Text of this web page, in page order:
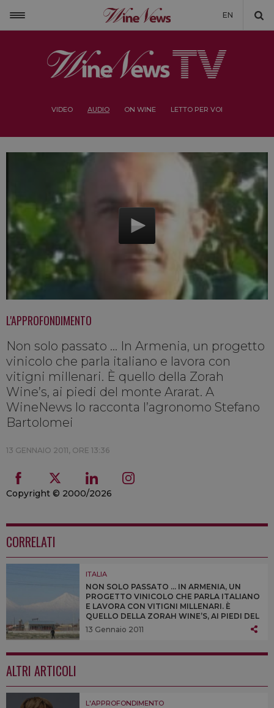
EN
VIDEO AUDIO ON WINE LETTO PER VOI
L'APPROFONDIMENTO
Non solo passato ... In Armenia, un progetto
vinicolo che parla italiano e lavora con
vitigni millenari. È quello della Zorah
Wine’s, ai piedi del monte Ararat. A
WineNews lo racconta l’agronomo Stefano
Bartolomei
13 GENNAIO 2011, ORE 13:36
Copyright © 2000/2026
CORRELATI
ITALIA
NON SOLO PASSATO ... IN ARMENIA, UN
PROGETTO VINICOLO CHE PARLA ITALIANO
E LAVORA CON VITIGNI MILLENARI. È
QUELLO DELLA ZORAH WINE’S, AI PIEDI DEL
MONTE ARARAT. A WINENEWS LO
13 Gennaio 2011
ALTRI ARTICOLI
L'APPROFONDIMENTO